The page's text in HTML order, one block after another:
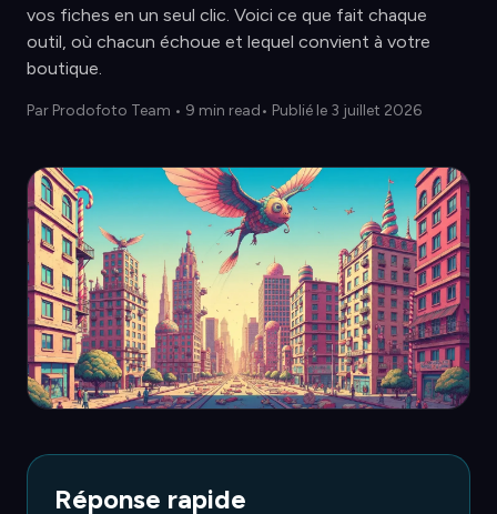
vos fiches en un seul clic. Voici ce que fait chaque
outil, où chacun échoue et lequel convient à votre
boutique.
Par Prodofoto Team • 9 min read• Publié le 3 juillet 2026
Réponse rapide